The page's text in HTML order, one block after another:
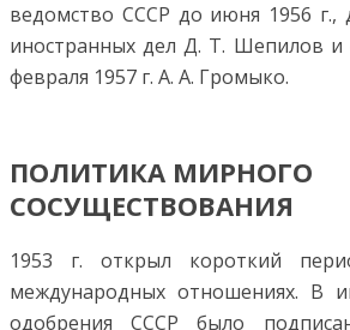
ведомство СССР до июня 1956 г.,
иностранных дел Д. Т. Шепилов и
февраля 1957 г. А. А. Громыко.
ПОЛИТИКА МИРНОГО
СОСУЩЕСТВОВАНИЯ
1953 г. открыл короткий
международных отношениях. В
одобрения СССР было